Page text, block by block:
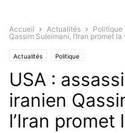
Accueil Actualités Politique
Qassim Suleimani, l’Iran promet
Actualités Politique
USA :
iranien
l’Iran